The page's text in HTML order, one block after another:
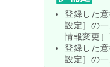
登録した
設定］の
情報変更
登録した
設定］の